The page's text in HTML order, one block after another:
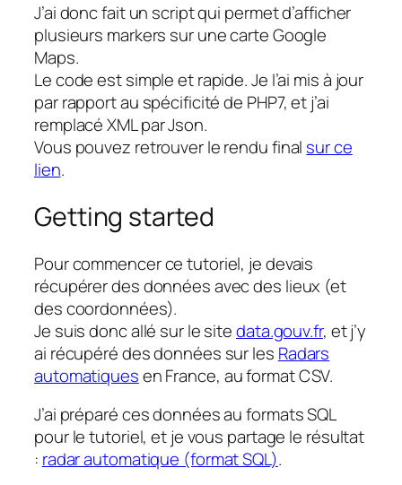
J’ai donc fait un script qui permet d’afficher
plusieurs markers sur une carte Google
Maps.
Le code est simple et rapide. Je l’ai mis à jour
par rapport au spécificité de PHP7, et j’ai
remplacé XML par Json.
Vous pouvez retrouver le rendu final sur ce
lien.
Getting started
Pour commencer ce tutoriel, je devais
récupérer des données avec des lieux (et
des coordonnées).
Je suis donc allé sur le sitedata.gouv.fr, et j’y
ai récupéré des données sur les Radars
automatiquesen France, au format CSV.
J’ai préparé ces données au formats SQL
pour le tutoriel, et je vous partage le résultat
: radar automatique (format SQL).